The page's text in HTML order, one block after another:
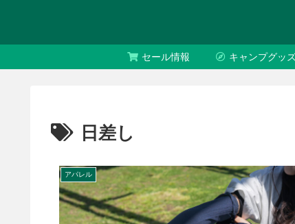
セール情報 キャンプグッ
日差し
アパレル